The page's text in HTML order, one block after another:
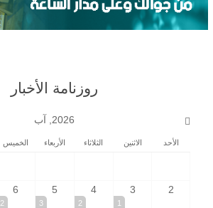
روزنامة الأخبار
2026, آب
الأحد الاثنين الثلاثاء الأربعاء الخميس
2
3
1
4
2
5
3
6
2